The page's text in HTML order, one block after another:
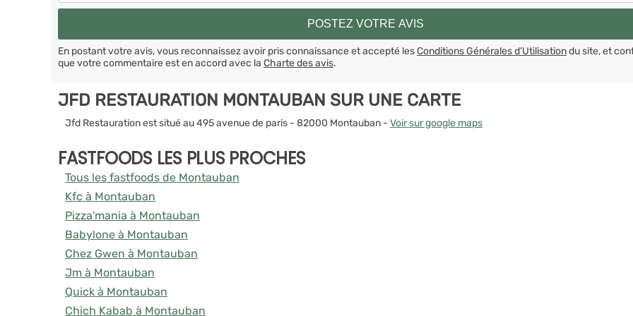
En postant votre avis, vous reconnaissez avoir pris connaissance et accepté lesConditions Générales d’Utilisationdu site, et
que votre commentaire est en accord avec la Charte des avis.
JFD RESTAURATION MONTAUBAN SUR UNE CARTE
Jfd Restauration est situé au 495 avenue de paris - 82000 Montauban - Voir sur google maps
FASTFOODS LES PLUS PROCHES
Tous les fastfoods de Montauban
Kfc à Montauban
Pizza'mania à Montauban
Babylone à Montauban
Chez Gwen à Montauban
Jm à Montauban
Quick à Montauban
Chich Kabab à Montauban